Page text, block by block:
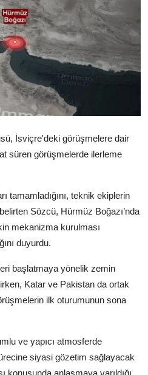
İsviçre'deki görüşmelere dair
süren görüşmelerde ilerleme
tamamladığını, teknik ekiplerin
Sözcü, Hürmüz Boğazı’nda
mekanizma kurulması
nı duyurdu.
başlatmaya yönelik zemin
Katar ve Pakistan da ortak
ilk oturumunun sona
ve yapıcı atmosferde
siyasi gözetim sağlayacak